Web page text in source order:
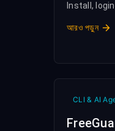
Install,
আরও পড়ুন
CLI & AI